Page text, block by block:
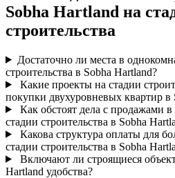
Sobha Hartland на
строительства
Достаточно ли места в
строительства в Sobha Hartland?
Какие проекты на стадии
покупки двухуровневых квартир в
Как обстоят дела с продажами в
стадии строительства в Sobha
Какова структура оплаты для
стадии строительства в Sobha
Включают ли строящиеся
Hartland удобства?